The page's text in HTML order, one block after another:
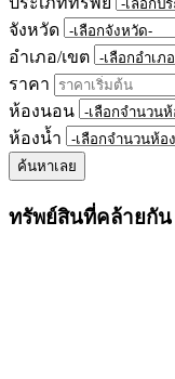
จังหวัด
อำเภอ/เขต
ราคา
ห้องนอน
ห้องน้ำ
ค้นหาเลย
ทรัพย์สินที่คล้ายกัน